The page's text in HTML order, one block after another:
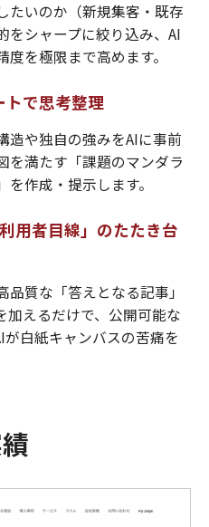
たいのか（新規集客・既存
をシャープに絞り込み、AI
を極限まで高めます。
トで思考整理
造や独自の強みをAIに事前
を満たす「課題のマンダラ
作成・提示します。
用者目線」のたたき台
質な「答えとなる記事」
加えるだけで、公開可能な
白紙キャンバスの苦痛を